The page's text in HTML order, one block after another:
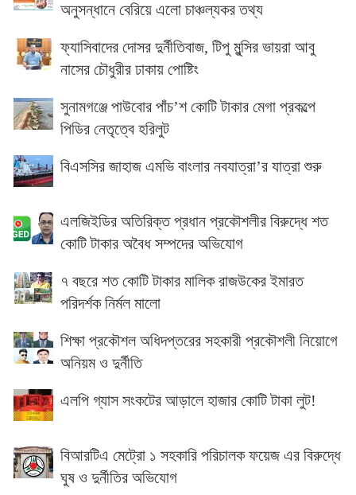
অনুসন্ধানে বেরিয়ে এলো চাঞ্চল্যকর তথ্য
ফ্যাসিবাদের দোসর দুর্নীতিবাজ, টিপু মুন্সির ভায়রা আবু
নাসের চৌধুরীর ঢাকায় পোষ্টিং
সুনামগঞ্জে পাউবোর পাঁচ’শ কোটি টাকার মেগা প্রকল্পে
পিডির নেতৃত্বে হরিলুট
বিএসসির জাহাজ এমভি বাংলার নবযাত্রা’র যাত্রা শুরু
এলজিইডির অতিরিক্ত প্রধান প্রকৌশলীর বিরুদ্ধে শত
কোটি টাকার অবৈধ সম্পদের অভিযোগ
৭ বছরে শত কোটি টাকার মালিক রাজউকের ইমারত
পরিদর্শক নির্মল মালো
শিক্ষা প্রকৌশল অধিদপ্তরের সহকারী প্রকৌশলী নিয়োগে
অনিয়ম ও দুর্নীতি
এলপি গ্যাস সংকটের আড়ালে হাজার কোটি টাকা লুট!
বিআরটিএ মেট্রো ১ সহকারি পরিচালক ফয়েজ এর বিরুদ্ধে
ঘুষ ও দুর্নীতির অভিযোগ